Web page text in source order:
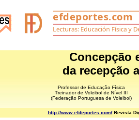
Concepção
da recepção
Professor de Educação Física
Treinador de Voleibol de Nível III
(Federação Portuguesa de Voleibol)
http://www.efdeportes.com/Revista